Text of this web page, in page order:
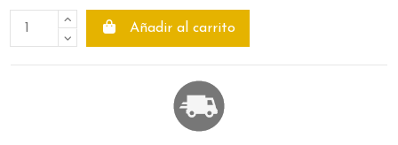
Añadir al carrito